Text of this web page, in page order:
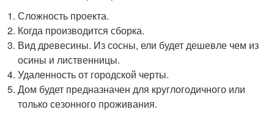
Сложность проекта.
Когда производится сборка.
Вид древесины. Из сосны, ели будет дешевле чем из
осины и лиственницы.
Удаленность от городской черты.
Дом будет предназначен для круглогодичного или
только сезонного проживания.